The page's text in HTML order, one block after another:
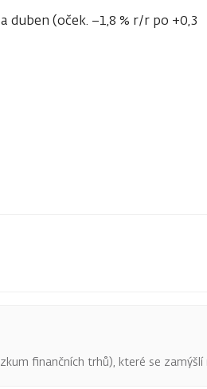
(oček. −1,8 % r/r po +0,3
finančních trhů), které se